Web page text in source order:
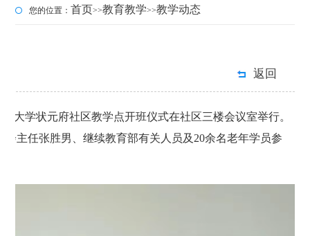
您的位置： 首页>>教育教学>>教学动态
返回
大学状元府社区教学点开班仪式在社区三楼会议室举行。
主任张胜男、继续教育部有关人员及20余名老年学员参